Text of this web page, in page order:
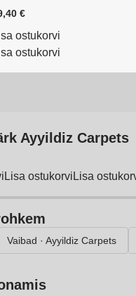
€
ostukorvi
ostukorvi
Ayyildiz Carpets
Lisa ostukorviLisa
Vaibad · Ayyildiz Carpets